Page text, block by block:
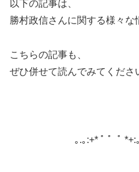
以下の記事は、
勝村政信さんに関する様々な
こちらの記事も、
ぜひ併せて読んでみてくださ
｡.｡:+* ﾟ ゜ﾟ *+: